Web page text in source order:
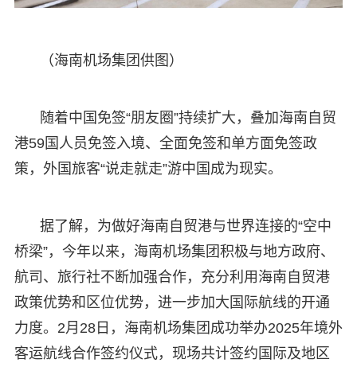
（海南机场集团供图）
随着中国免签“朋友圈”持续扩大，叠加海南自贸
港59国人员免签入境、全面免签和单方面免签政
策，外国旅客“说走就走”游中国成为现实。
据了解，为做好海南自贸港与世界连接的“空中
桥梁”，今年以来，海南机场集团积极与地方政府、
航司、旅行社不断加强合作，充分利用海南自贸港
政策优势和区位优势，进一步加大国际航线的开通
力度。2月28日，海南机场集团成功举办2025年境外
客运航线合作签约仪式，现场共计签约国际及地区